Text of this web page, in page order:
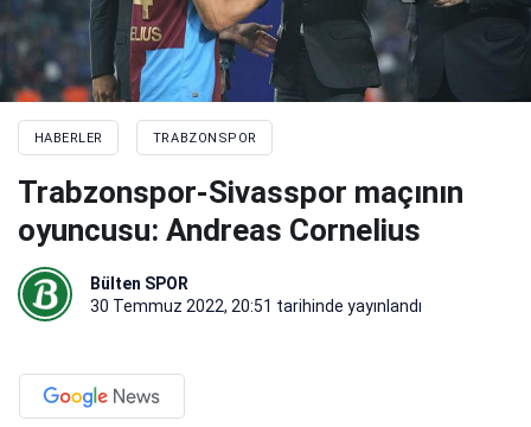
HABERLER TRABZONSPOR
Trabzonspor-Sivasspor maçının
oyuncusu: Andreas Cornelius
Bülten SPOR
30 Temmuz 2022, 20:51 tarihinde yayınlandı